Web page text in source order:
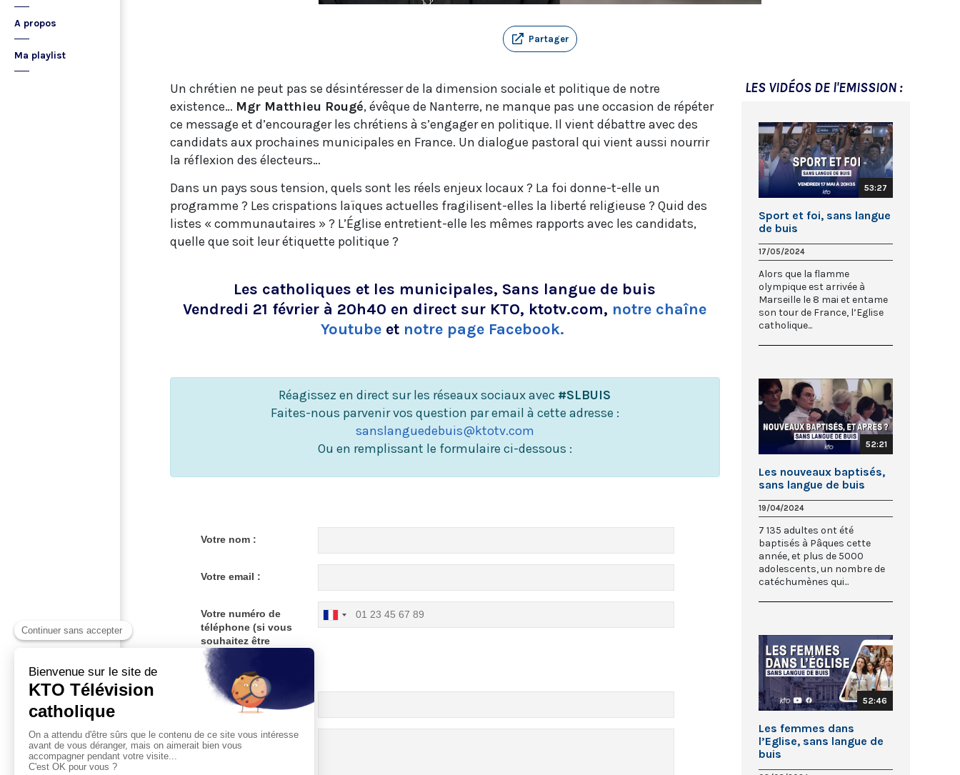
A propos
Ma playlist
Partager
Un chrétien ne peut pas se désintéresser de la dimension sociale et politique de notre
existence… Mgr Matthieu Rougé, évêque de Nanterre, ne manque pas une occasion de répéter
ce message et d’encourager les chrétiens à s’engager en politique. Il vient débattre avec des
candidats aux prochaines municipales en France. Un dialogue pastoral qui vient aussi nourrir
la réflexion des électeurs…
Dans un pays sous tension, quels sont les réels enjeux locaux ? La foi donne-t-elle un
programme ? Les crispations laïques actuelles fragilisent-elles la liberté religieuse ? Quid des
listes « communautaires » ? L’Église entretient-elle les mêmes rapports avec les candidats,
quelle que soit leur étiquette politique ?
Les catholiques et les municipales, Sans langue de buis
Vendredi 21 février à 20h40 en direct sur KTO, ktotv.com, notre chaîne
Youtube et notre page Facebook.
Réagissez en direct sur les réseaux sociaux avec #SLBUIS
Faites-nous parvenir vos question par email à cette adresse :
sanslanguedebuis@ktotv.com
Ou en remplissant le formulaire ci-dessous :
LES VIDÉOS DE l'EMISSION :
53:27
Sport et foi, sans langue
de buis
17/05/2024
Alors que la flamme
olympique est arrivée à
Marseille le 8 mai et entame
son tour de France, l’Eglise
catholique...
52:21
Les nouveaux baptisés,
sans langue de buis
19/04/2024
7 135 adultes ont été
baptisés à Pâques cette
année, et plus de 5000
adolescents, un nombre de
catéchumènes qui...
52:46
Les femmes dans
l’Eglise, sans langue de
buis